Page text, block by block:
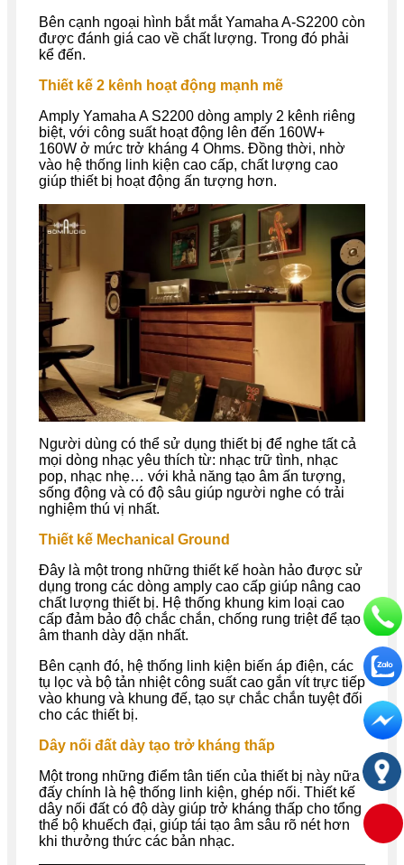
Bên cạnh ngoại hình bắt mắt Yamaha A-S2200 còn
được đánh giá cao về chất lượng. Trong đó phải
kể đến.
Thiết kế 2 kênh hoạt động mạnh mẽ
Amply Yamaha A S2200 dòng amply 2 kênh riêng
biệt, với công suất hoạt động lên đến 160W+
160W ở mức trở kháng 4 Ohms. Đồng thời, nhờ
vào hệ thống linh kiện cao cấp, chất lượng cao
giúp thiết bị hoạt động ấn tượng hơn.
Người dùng có thể sử dụng thiết bị để nghe tất cả
mọi dòng nhạc yêu thích từ: nhạc trữ tình, nhạc
pop, nhạc nhẹ… với khả năng tạo âm ấn tượng,
sống động và có độ sâu giúp người nghe có trải
nghiệm thú vị nhất.
Thiết kế Mechanical Ground
Đây là một trong những thiết kế hoàn hảo được sử
dụng trong các dòng amply cao cấp giúp nâng cao
chất lượng thiết bị. Hệ thống khung kim loại cao
cấp đảm bảo độ chắc chắn, chống rung triệt để tạo
âm thanh dày dặn nhất.
Bên cạnh đó, hệ thống linh kiện biến áp điện, các
tụ lọc và bộ tản nhiệt công suất cao gắn vít trực tiếp
vào khung và khung đế, tạo sự chắc chắn tuyệt đối
cho các thiết bị.
Dây nối đất dày tạo trở kháng thấp
Một trong những điểm tân tiến của thiết bị này nữa
đấy chính là hệ thống linh kiện, ghép nối. Thiết kế
dây nối đất có độ dày giúp trở kháng thấp cho tổng
thể bộ khuếch đại, giúp tái tạo âm sâu rõ nét hơn
khi thưởng thức các bản nhạc.